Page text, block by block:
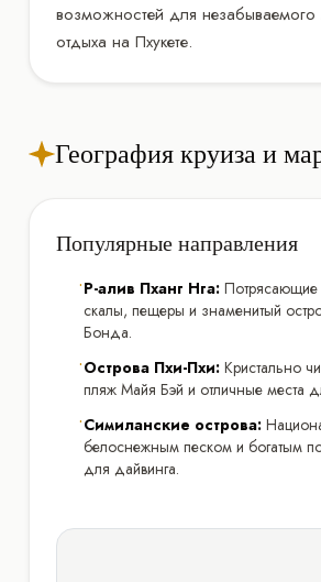
возможностей для незабываемого
отдыха на Пхукете.
География круиза и
Популярные направления
•Р-алив Пханг Нга: Потрясающие
скалы, пещеры и знаменитый
Бонда.
•Острова Пхи-Пхи: Кристально
пляж Майя Бэй и отличные места
•Симиланские острова:
белоснежным песком и богатым
для дайвинга.